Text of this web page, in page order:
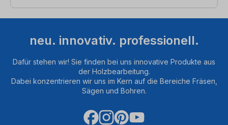
neu. innovativ. professionell.
Dafür stehen wir! Sie finden bei uns innovative Produkte aus
der Holzbearbeitung.
Dabei konzentrieren wir uns im Kern auf die Bereiche Fräsen,
Sägen und Bohren.